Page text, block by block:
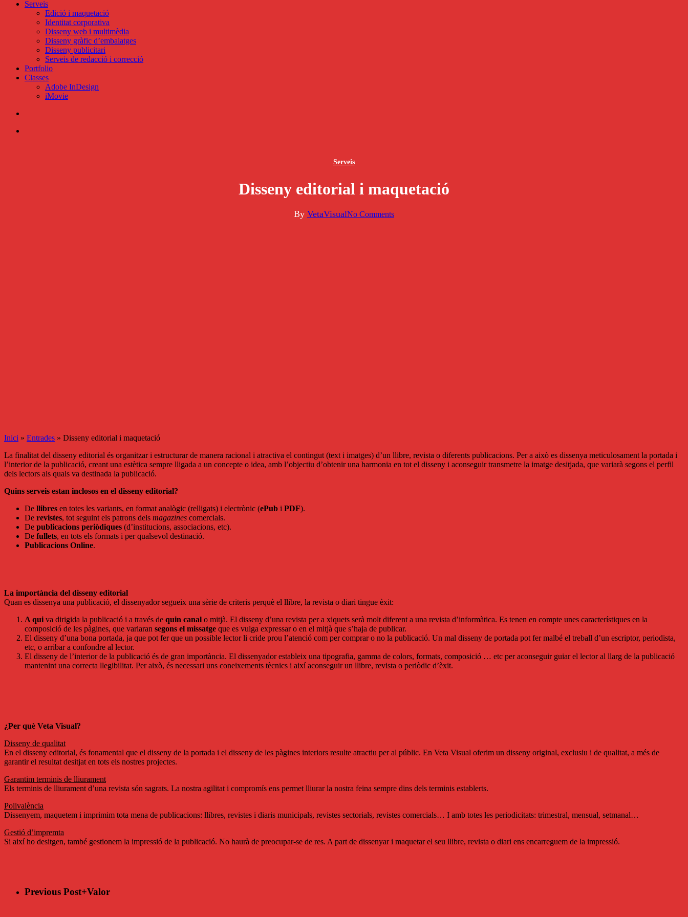
Serveis
Edició i maquetació
Identitat corporativa
Disseny web i multimèdia
Disseny gràfic d’embalatges
Disseny publicitari
Serveis de redacció i correcció
Portfolio
Classes
Adobe InDesign
iMovie
Serveis
Disseny editorial i maquetació
By VetaVisualNo Comments
Inici » Entrades » Disseny editorial i maquetació
La finalitat del disseny editorial és organitzar i estructurar de manera racional i atractiva el contingut (text i imatges) d’un llibre, revista o diferents publicacions. Per a això es dissenya meticulosament la portada i
l’interior de la publicació, creant una estètica sempre lligada a un concepte o idea, amb l’objectiu d’obtenir una harmonia en tot el disseny i aconseguir transmetre la imatge desitjada, que variarà segons el perfil
dels lectors als quals va destinada la publicació.
Quins serveis estan inclosos en el disseny editorial?
De llibres en totes les variants, en format analògic (relligats) i electrònic (ePub i PDF).
De revistes, tot seguint els patrons dels magazines comercials.
De publicacions periòdiques (d’institucions, associacions, etc).
De fullets, en tots els formats i per qualsevol destinació.
Publicacions Online.
La importància del disseny editorial
Quan es dissenya una publicació, el dissenyador segueix una sèrie de criteris perquè el llibre, la revista o diari tingue èxit:
A qui va dirigida la publicació i a través de quin canal o mitjà. El disseny d’una revista per a xiquets serà molt diferent a una revista d’informàtica. Es tenen en compte unes característiques en la
composició de les pàgines, que variaran segons el missatge que es vulga expressar o en el mitjà que s’haja de publicar.
El disseny d’una bona portada, ja que pot fer que un possible lector li cride prou l’atenció com per comprar o no la publicació. Un mal disseny de portada pot fer malbé el treball d’un escriptor, periodista,
etc, o arribar a confondre al lector.
El disseny de l’interior de la publicació és de gran importància. El dissenyador estableix una tipografia, gamma de colors, formats, composició … etc per aconseguir guiar el lector al llarg de la publicació
mantenint una correcta llegibilitat. Per això, és necessari uns coneixements tècnics i així aconseguir un llibre, revista o periòdic d’èxit.
¿Per què Veta Visual?
Disseny de qualitat
En el disseny editorial, és fonamental que el disseny de la portada i el disseny de les pàgines interiors resulte atractiu per al públic. En Veta Visual oferim un disseny original, exclusiu i de qualitat, a més de
garantir el resultat desitjat en tots els nostres projectes.
Garantim terminis de lliurament
Els terminis de lliurament d’una revista són sagrats. La nostra agilitat i compromís ens permet lliurar la nostra feina sempre dins dels terminis establerts.
Polivalència
Dissenyem, maquetem i imprimim tota mena de publicacions: llibres, revistes i diaris municipals, revistes sectorials, revistes comercials… I amb totes les periodicitats: trimestral, mensual, setmanal…
Gestió d’impremta
Si així ho desitgen, també gestionem la impressió de la publicació. No haurà de preocupar-se de res. A part de dissenyar i maquetar el seu llibre, revista o diari ens encarreguem de la impressió.
Previous Post+Valor